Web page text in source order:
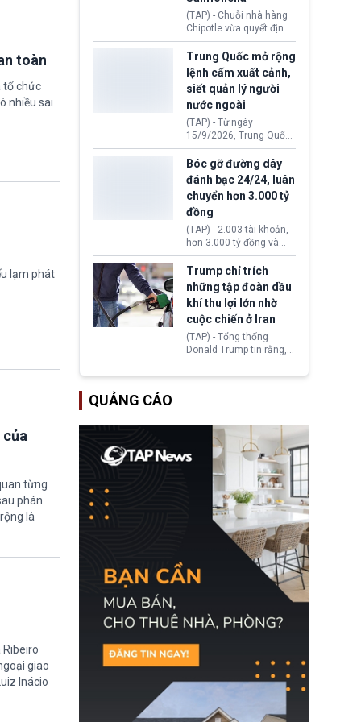
toàn
tổ chức
nhiều sai
lạm phát
của
từng
phán
là
giao
Inácio
thống Donald Trump tới
thăm địa điểm này.
(TAP) - Chuỗi nhà hàng
Chipotle vừa quyết định
loại bỏ tất cả ớt jalapeño
khỏi những cửa hàng
trên toàn lãnh thổ Hoa
Kỳ. Nguyên nhân do cơ
quan y tế nghi ngờ
nguyên liệu liên quan
đến ổ dịch Salmonella
khiến ít nhất 110 người
mắc bệnh tại bang
Minnesota.
Trung Quốc mở rộng
lệnh cấm xuất cảnh,
siết quản lý người
nước ngoài
(TAP) - Từ ngày
15/9/2026, Trung Quốc
áp dụng quy định mới về
quản lý xuất nhập cảnh.
Một hành vi vi phạm giấy
tờ, xuất nhập cảnh trái
phép hay liên quan kiểm
soát công nghệ có thể
khiến công dân Trung
Quốc đối mặt lệnh cấm
xuất cảnh kéo dài tới 3
năm. Trong khi đó, người
nước ngoài sử dụng giấy
tờ giả có nguy cơ bị từ
chối nhập cảnh hoặc
cấm vào Trung Quốc tới
5 năm.
Bóc gỡ đường dây
đánh bạc 24/24, luân
chuyển hơn 3.000 tỷ
đồng
(TAP) - 2.003 tài khoản,
hơn 3.000 tỷ đồng và
một đường dây đánh
bạc xuyên quốc gia vận
hành 24/24 giờ vừa bị
Công an TP. Hải Phòng
(Việt Nam) bóc gỡ.
Trump chỉ trích
những tập đoàn dầu
khí thu lợi lớn nhờ
cuộc chiến ở Iran
(TAP) - Tổng thống
Donald Trump tin rằng, 2
ExxonMobil và Chevron
Kỳ xảy ra xung đột ở
Iran. Trên cơ sở đó, lãnh
đạo Nhà Trắng kêu gọi
các doanh nghiệp cần
giảm giá bán cho người
tiêu dùng.
QUẢNG CÁO